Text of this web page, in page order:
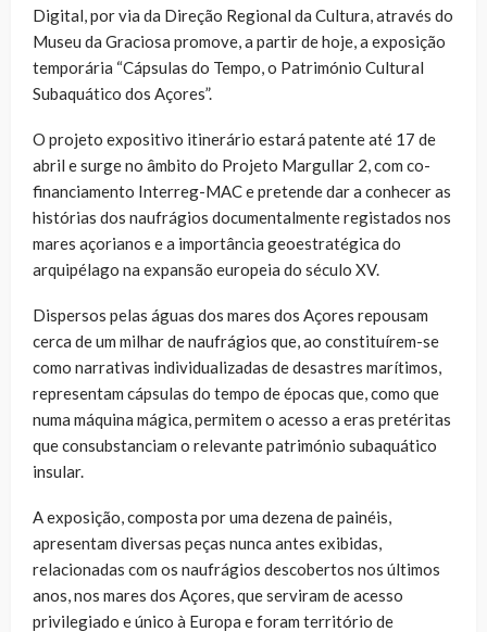
Digital, por via da Direção Regional da Cultura, através do
Museu da Graciosa promove, a partir de hoje, a exposição
temporária “Cápsulas do Tempo, o Património Cultural
Subaquático dos Açores”.
O projeto expositivo itinerário estará patente até 17 de
abril e surge no âmbito do Projeto Margullar 2, com co-
financiamento Interreg-MAC e pretende dar a conhecer as
histórias dos naufrágios documentalmente registados nos
mares açorianos e a importância geoestratégica do
arquipélago na expansão europeia do século XV.
Dispersos pelas águas dos mares dos Açores repousam
cerca de um milhar de naufrágios que, ao constituírem-se
como narrativas individualizadas de desastres marítimos,
representam cápsulas do tempo de épocas que, como que
numa máquina mágica, permitem o acesso a eras pretéritas
que consubstanciam o relevante património subaquático
insular.
A exposição, composta por uma dezena de painéis,
apresentam diversas peças nunca antes exibidas,
relacionadas com os naufrágios descobertos nos últimos
anos, nos mares dos Açores, que serviram de acesso
privilegiado e único à Europa e foram território de